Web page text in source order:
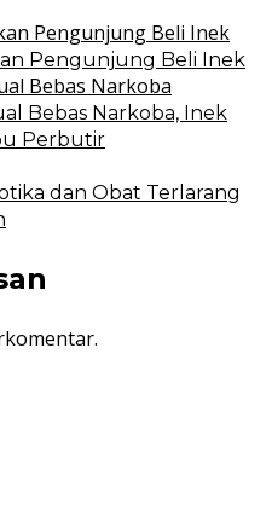
Pengunjung Beli Inek
Bebas Narkoba, Inek
Perbutir
dan Obat Terlarang